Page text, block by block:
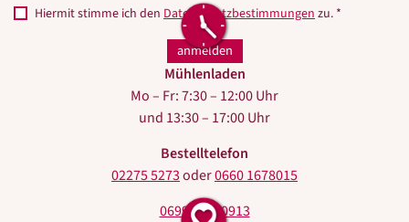
Hiermit stimme ich den Datenschutzbestimmungenzu. *
Mühlenladen
Mo – Fr: 7:30 – 12:00 Uhr
und 13:30 – 17:00 Uhr
Bestelltelefon
02275 5273oder0660 1678015
0699 10440913